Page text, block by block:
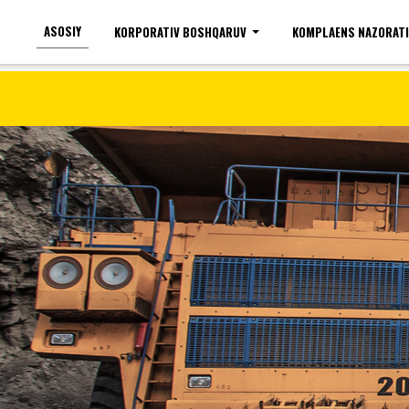
Ko'zi ojizlar uchun Shrift kattaligi
ASOSIY KORPORATIV BOSHQARUV KOMPLAENS NAZORATI